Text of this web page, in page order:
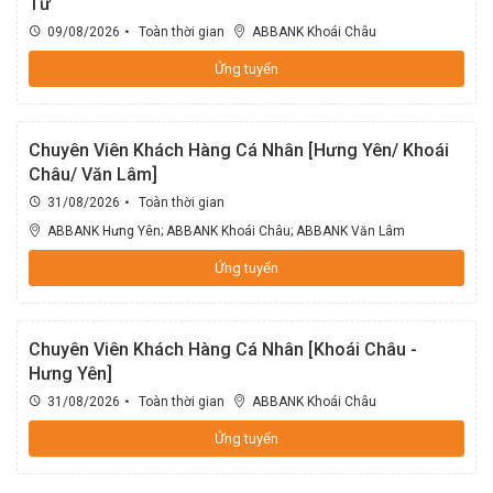
Khối Quản trị rủi ro_Phòng Quản trị rủi ro tín dụng
Khối Quản trị rủi ro_Phòng Quản trị rủi ro tích hợp
Khối Kế toán_Ban Giám đốc
Khối Kế toán_Phòng Kế toán thanh toán
Khối Kế toán_Phòng kế toán nguồn vốn
Khối Kế toán_Phòng Kiểm soát
Khối Thẩm định và Phê duyệt tín dụng_Ban Giám đốc
ABBANK Bắc Ninh
ABBANK Bắc Thăng Long
ABBANK Bến Lức
ABBANK Bến Thành
09/08/2026 Toàn thời gian ABBANK Khoái Châu
Ứng tuyển
Chuyên Viên Khách Hàng Cá Nhân [Hưng Yên/ Khoái
Châu/ Văn Lâm]
31/08/2026
Toàn thời gian
ABBANK Hưng Yên; ABBANK Khoái Châu; ABBANK Văn Lâm
Ứng tuyển
Chuyên Viên Khách Hàng Cá Nhân [Khoái Châu -
Hưng Yên]
31/08/2026 Toàn thời gian ABBANK Khoái Châu
Ứng tuyển